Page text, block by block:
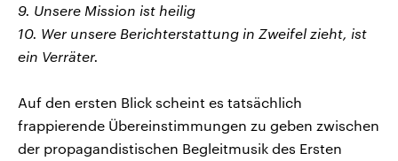
9. Unsere Mission ist heilig
10. Wer unsere Berichterstattung in Zweifel zieht, ist
ein Verräter.
Auf den ersten Blick scheint es tatsächlich
frappierende Übereinstimmungen zu geben zwischen
der propagandistischen Begleitmusik des Ersten